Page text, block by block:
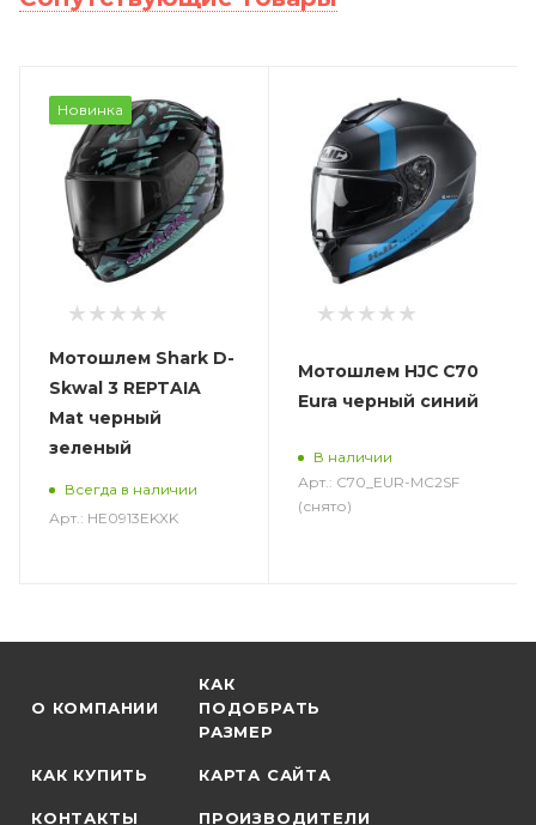
Новинка
Мотошлем Shark D-
Skwal 3 REPTAIA
Mat черный
зеленый
Всегда в наличии
Арт.: HE0913EKXK
Мотошлем HJC C70
Eura черный синий
В наличии
Арт.: C70_EUR-MC2SF
(снято)
О КОМПАНИИ
КАК
ПОДОБРАТЬ
РАЗМЕР
КАК КУПИТЬ КАРТА САЙТА
КОНТАКТЫ ПРОИЗВОДИТЕЛИ